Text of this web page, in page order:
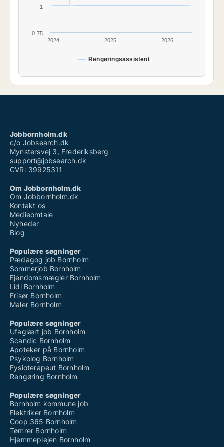
Rengøringsassistent
2024 2025 2026
1
0.75
Jobbornholm.dk
c/o Jobsearch.dk
Mynstersvej 3, Frederiksberg
support@jobsearch.dk
CVR: 39925311
Om Jobbornholm.dk
Om Jobbornholm.dk
Kontakt os
Medieomtale
Nyheder
Blog
Populære søgninger
Pædagog job Bornholm
Sommerjob Bornholm
Ejendomsmægler Bornholm
Lidl Bornholm
Frisør Bornholm
Maler Bornholm
Populære søgninger
Ufaglært job Bornholm
Scandic Bornholm
Apoteker på Bornholm
Psykolog Bornholm
Fysioterapeut Bornholm
Rengøring Bornholm
Populære søgninger
Bornholm kommune job
Elektriker Bornholm
Coop 365 Bornholm
Tømrer Bornholm
Hjemmeplejen Bornholm